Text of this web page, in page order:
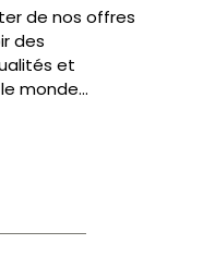
de nos offres
des
et
monde...